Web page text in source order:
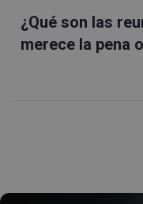
¿Qué son las
merece la pena